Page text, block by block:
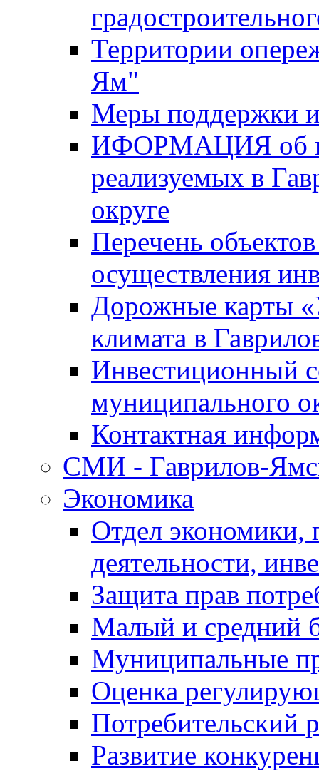
Территории
Ям"
Меры поддержки
ИФОРМАЦИЯ об
реализуемых в
округе
Перечень
осуществления
Дорожные карты
климата в
Инвестиционный
муниципального
Контактная
СМИ - Гаврилов-
Экономика
Отдел экономики,
деятельности,
Защита прав
Малый и средний
Муниципальные
Оценка
Потребительский
Развитие